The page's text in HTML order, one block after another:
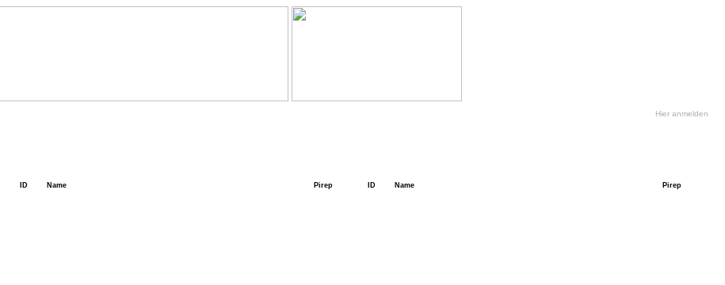
Hier anmelden
ID Name Pirep ID Name Pirep